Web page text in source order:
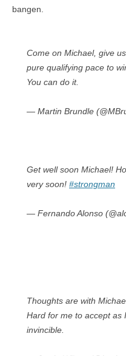
bangen.
Come on Michael, give
pure qualifying pace to
You can do it.
— Martin Brundle
Get well soon Michael!
very soon! #strongman
— Fernando Alonso
Thoughts are with
Hard for me to accept as
invincible.